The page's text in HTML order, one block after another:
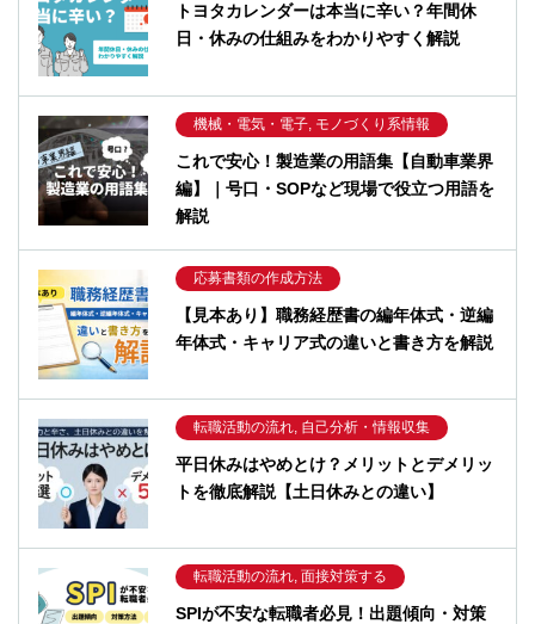
トヨタカレンダーは本当に辛い？年間休
日・休みの仕組みをわかりやすく解説
機械・電気・電子, モノづくり系情報
これで安心！製造業の用語集【自動車業界
編】｜号口・SOPなど現場で役立つ用語を
解説
応募書類の作成方法
【見本あり】職務経歴書の編年体式・逆編
年体式・キャリア式の違いと書き方を解説
転職活動の流れ, 自己分析・情報収集
平日休みはやめとけ？メリットとデメリッ
トを徹底解説【土日休みとの違い】
転職活動の流れ, 面接対策する
SPIが不安な転職者必見！出題傾向・対策